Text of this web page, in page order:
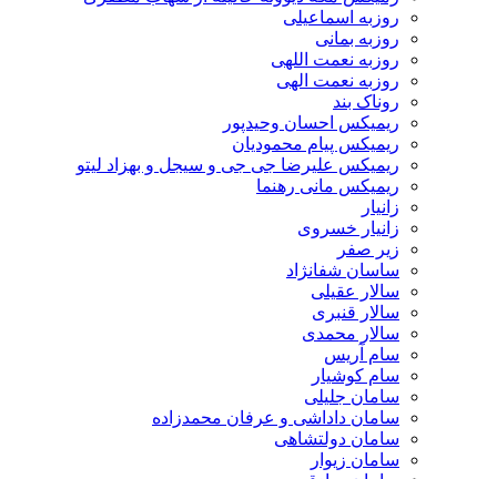
روزبه اسماعیلی
روزبه بمانی
روزبه نعمت اللهی
روزبه نعمت الهی
روناک بند
ریمیکس احسان وحیدپور
ریمیکس پیام محمودیان
ریمیکس علیرضا جی جی و سیجل و بهزاد لیتو
ریمیکس مانی رهنما
زانیار
زانیار خسروی
زیر صفر
ساسان شفانژاد
سالار عقیلی
سالار قنبری
سالار محمدی
سام آریس
سام کوشیار
سامان جلیلی
سامان داداشی و عرفان محمدزاده
سامان دولتشاهی
سامان زیوار